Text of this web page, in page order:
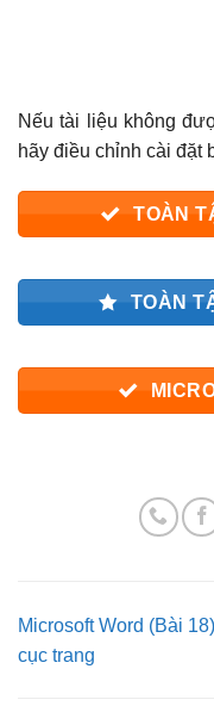
Nếu tài liệu không
hãy điều chỉnh cài đặt
TOÀN
TOÀN
Microsoft Word (Bài
cục trang